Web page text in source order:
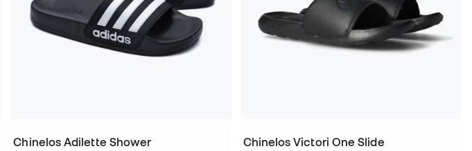
Chinelos Adilette Shower Chinelos Victori One Slide